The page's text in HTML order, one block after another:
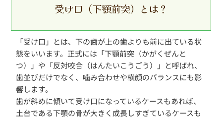
受け口（下顎前突）とは？
「受け口」とは、下の歯が上の歯よりも前に出ている状
態をいいます。正式には「下顎前突（かがくぜんと
つ）」や「反対咬合（はんたいこうごう）」と呼ばれ、
歯並びだけでなく、噛み合わせや横顔のバランスにも影
響します。
歯が斜めに傾いて受け口になっているケースもあれば、
土台である下顎の骨が大きく成長しすぎているケースも